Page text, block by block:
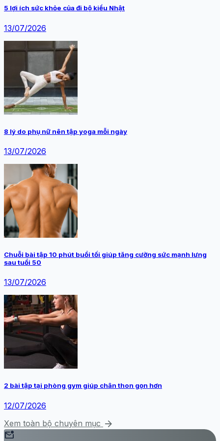
5 lợi ích sức khỏe của đi bộ kiểu Nhật
13/07/2026
8 lý do phụ nữ nên tập yoga mỗi ngày
13/07/2026
Chuỗi bài tập 10 phút buổi tối giúp tăng cường sức mạnh lưng
sau tuổi 50
13/07/2026
2 bài tập tại phòng gym giúp chân thon gọn hơn
12/07/2026
Xem toàn bộ chuyên mục arrow_forward
mark_email_unread